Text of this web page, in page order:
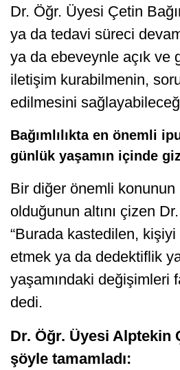
Dr. Öğr. Üyesi Çetin
ya da tedavi süreci
ya da ebeveynle açık ve
iletişim kurabilmenin,
edilmesini
Bağımlılıkta en önemli
günlük yaşamın içinde
Bir diğer önemli konunun
olduğunun altını çizen
“Burada kastedilen,
etmek ya da dedektiflik
yaşamındaki değişimleri
dedi.
Dr. Öğr. Üyesi Alptekin
şöyle tamamladı: